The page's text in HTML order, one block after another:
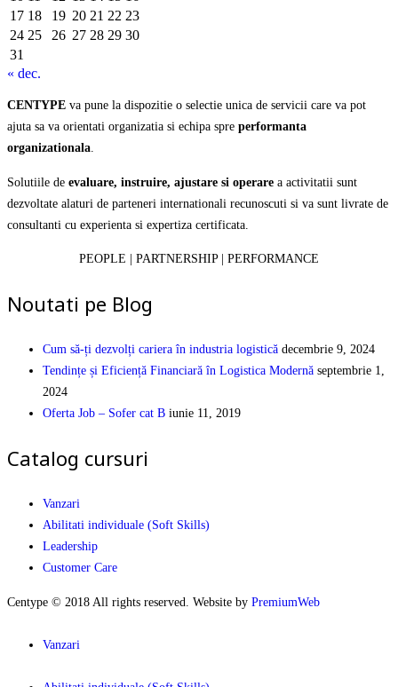
17 18 19 20 21 22 23
24 25 26 27 28 29 30
31
« dec.
CENTYPE va pune la dispozitie o selectie unica de servicii care va pot
ajuta sa va orientati organizatia si echipa spre performanta
organizationala.
Solutiile de evaluare, instruire, ajustare si operare a activitatii sunt
dezvoltate alaturi de parteneri internationali recunoscuti si va sunt livrate de
consultanti cu experienta si expertiza certificata.
PEOPLE | PARTNERSHIP | PERFORMANCE
Noutati pe Blog
Cum să-ți dezvolți cariera în industria logistică decembrie 9, 2024
Tendințe și Eficiență Financiară în Logistica Modernă septembrie 1,
2024
Oferta Job – Sofer cat B iunie 11, 2019
Catalog cursuri
Vanzari
Abilitati individuale (Soft Skills)
Leadership
Customer Care
Centype © 2018 All rights reserved. Website by PremiumWeb
Vanzari